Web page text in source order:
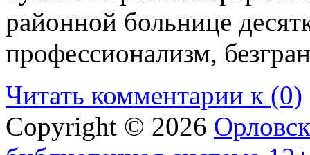
районной больнице
профессионализм,
Читать комментарии к (0)
Copyright © 2026